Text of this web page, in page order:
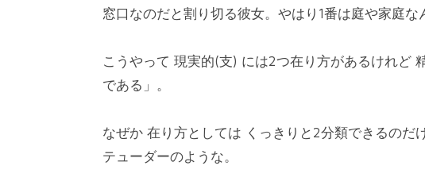
窓口なのだと割り切る彼女。やはり1番は庭や家庭な
こうやって 現実的(支) には2つ在り方があるけれど
である」。
なぜか 在り方としては くっきりと2分類できるのだ
テューダーのような。